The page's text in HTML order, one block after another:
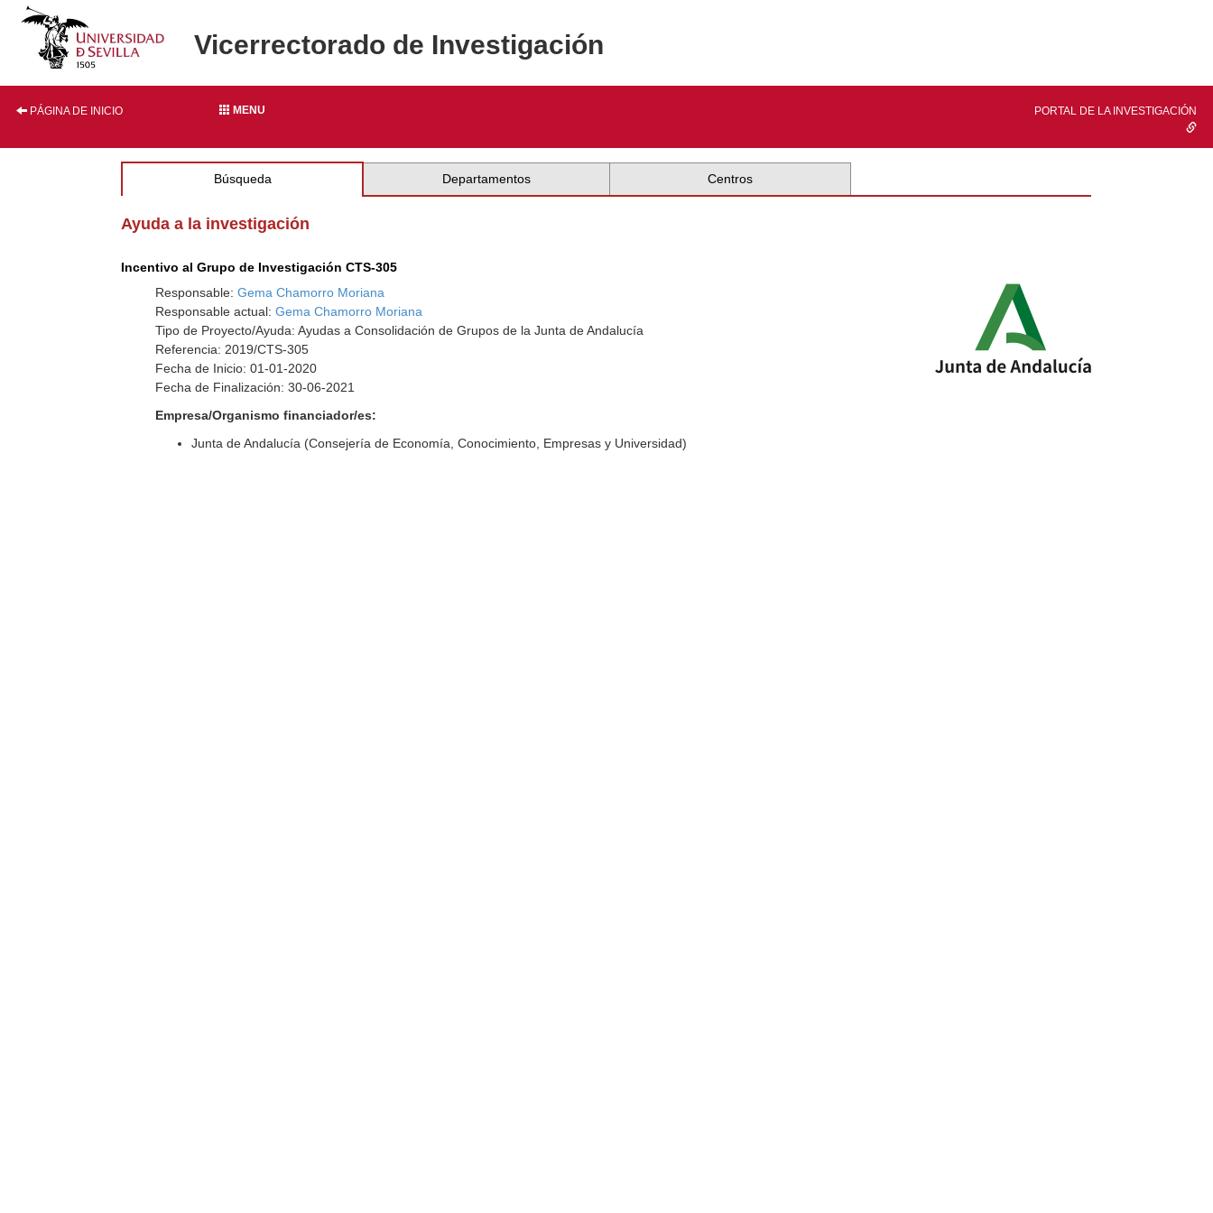
Vicerrectorado de Investigación
PÁGINA DE INICIO MENU PORTAL DE LA INVESTIGACIÓN
Búsqueda Departamentos Centros
Ayuda a la investigación
Incentivo al Grupo de Investigación CTS-305
Responsable:Gema Chamorro Moriana
Responsable actual:Gema Chamorro Moriana
Tipo de Proyecto/Ayuda: Ayudas a Consolidación de Grupos de la Junta de Andalucía
Referencia: 2019/CTS-305
Fecha de Inicio: 01-01-2020
Fecha de Finalización: 30-06-2021
Empresa/Organismo financiador/es:
Junta de Andalucía (Consejería de Economía, Conocimiento, Empresas y Universidad)